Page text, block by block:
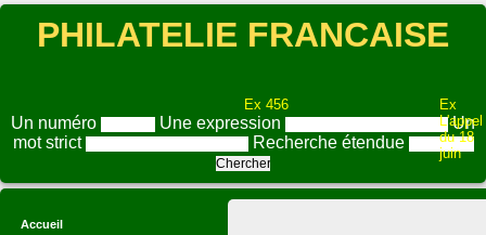
PHILATELIE FRANCAISE
Ex 456
Ex
L'appel
du 18
juin
Un numéro Une expression
Un
mot strict
Recherche étendue
Accueil